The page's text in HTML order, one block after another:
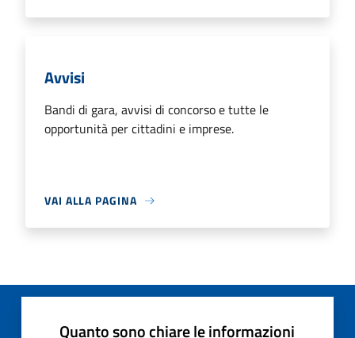
Avvisi
Bandi di gara, avvisi di concorso e tutte le
opportunità per cittadini e imprese.
VAI ALLA PAGINA
Quanto sono chiare le informazioni